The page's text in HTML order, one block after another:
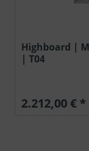
Highboard |
| T04
2.212,00 € *